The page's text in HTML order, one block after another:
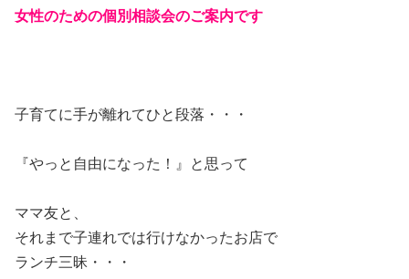
女性のための個別相談会のご案内です
子育てに手が離れてひと段落・・・
『やっと自由になった！』と思って
ママ友と、
それまで子連れでは行けなかったお店で
ランチ三昧・・・